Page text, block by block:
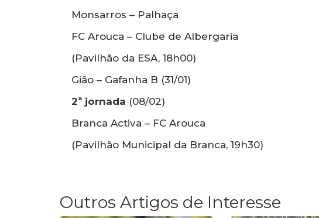
Monsarros – Palhaça
FC Arouca – Clube de Albergaria
(Pavilhão da ESA, 18h00)
Gião – Gafanha B (31/01)
2ª jornada (08/02)
Branca Activa – FC Arouca
(Pavilhão Municipal da Branca, 19h30)
Outros Artigos de Interesse